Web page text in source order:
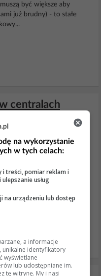
być większe aby
już brudny) - to stałe
centralach
zsilnikiem
EBM coś w
"deseń".
zasilana 230V, sterowanie
10V (płynna regulacja)
na Allegro (zgdonie z
na wykorzystanie
w tych celach:
i treści, pomiar reklam i
usług
na urządzeniu lub dostęp
a informacje
unikalne identyfikatory
wyświetlane
lub udostępniane im.
tę witrynę. My i nasi